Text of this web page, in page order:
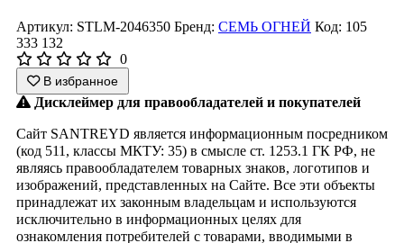
Артикул: STLM-2046350 Бренд: СЕМЬ ОГНЕЙ Код: 105
333 132
0
В избранное
Дисклеймер для правообладателей и покупателей
Сайт SANTREYD является информационным посредником
(код 511, классы МКТУ: 35) в смысле ст. 1253.1 ГК РФ, не
являясь правообладателем товарных знаков, логотипов и
изображений, представленных на Сайте. Все эти объекты
принадлежат их законным владельцам и используются
исключительно в информационных целях для
ознакомления потребителей с товарами, вводимыми в